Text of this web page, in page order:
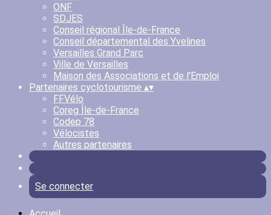
ONF
SDJES
Conseil régional Île-de-France
Conseil départemental des Yvelines
Versailles Grand Parc
Ville de Versailles
Maison des Associations et de l'Emploi
Partenaires cyclotourisme ▴▾
FFVélo
Coreg Île-de-France
Codep 78
Vélocistes
Autres partenaires
Se connecter